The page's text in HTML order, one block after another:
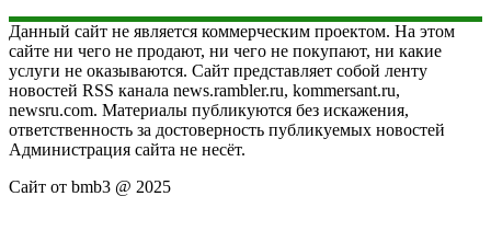
Данный сайт не является коммерческим проектом. На этом
сайте ни чего не продают, ни чего не покупают, ни какие
услуги не оказываются. Сайт представляет собой ленту
новостей RSS канала news.rambler.ru, kommersant.ru,
newsru.com. Материалы публикуются без искажения,
ответственность за достоверность публикуемых новостей
Администрация сайта не несёт.
Сайт от bmb3 @ 2025